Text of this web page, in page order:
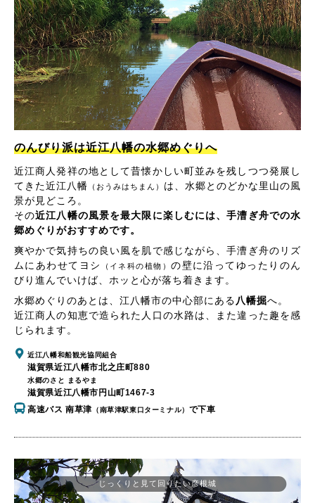
のんびり派は近江八幡の水郷めぐりへ
近江商人発祥の地として昔懐かしい町並みを残しつつ発展し
てきた近江八幡 （おうみはちまん） は、水郷とのどかな里山の風
景が見どころ。
その近江八幡の風景を最大限に楽しむには、手漕ぎ舟での水
郷めぐりがおすすめです。
爽やかで気持ちの良い風を肌で感じながら、手漕ぎ舟のリズ
ムにあわせてヨシ
（イネ科の植物）の壁に沿ってゆったりのん
びり進んでいけば、ホッと心が落ち着きます。
水郷めぐりのあとは、江八幡市の中心部にある八幡掘へ。
近江商人の知恵で造られた人口の水路は、また違った趣を感
じられます。
近江八幡和船観光協同組合
滋賀県近江八幡市北之庄町880
水郷のさと まるやま
滋賀県近江八幡市円山町1467-3
高速バス 南草津 （南草津駅東口ターミナル） で下車
じっくりと見て回りたい彦根城